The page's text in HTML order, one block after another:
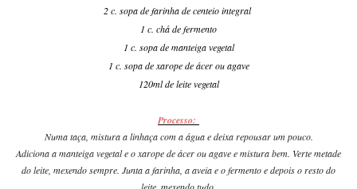
2 c. sopa de farinha de centeio integral
1 c. chá de fermento
1 c. sopa de manteiga vegetal
1 c. sopa de xarope de ácer ou agave
120ml de leite vegetal
Processo:
Numa taça, mistura a linhaça com a água e deixa repousar um pouco.
Adiciona a manteiga vegetal e o xarope de ácer ou agave e mistura bem. Verte metade
do leite, mexendo sempre. Junta a farinha, a aveia e o fermento e depois o resto do